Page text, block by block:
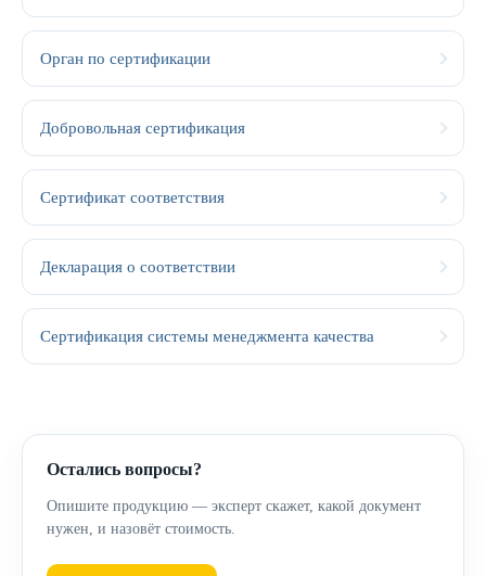
Орган по сертификации
Добровольная сертификация
Сертификат соответствия
Декларация о соответствии
Сертификация системы менеджмента качества
Остались вопросы?
Опишите продукцию — эксперт скажет, какой документ
нужен, и назовёт стоимость.